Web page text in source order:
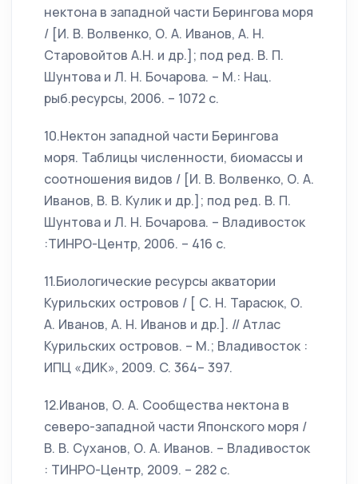
нектона в западной части Берингова моря
/ [И. В. Волвенко, О. А. Иванов, А. Н.
Старовойтов А.Н. и др.]; под ред. В. П.
Шунтова и Л. Н. Бочарова. – М.: Нац.
рыб.ресурсы, 2006. – 1072 с.
10.Нектон западной части Берингова
моря. Таблицы численности, биомассы и
соотношения видов / [И. В. Волвенко, О. А.
Иванов, В. В. Кулик и др.]; под ред. В. П.
Шунтова и Л. Н. Бочарова. – Владивосток
:ТИНРО-Центр, 2006. – 416 с.
11.Биологические ресурсы акватории
Курильских островов / [ С. Н. Тарасюк, О.
А. Иванов, А. Н. Иванов и др.]. // Атлас
Курильских островов. – М.; Владивосток :
ИПЦ «ДИК», 2009. C. 364– 397.
12.Иванов, О. А. Сообщества нектона в
северо-западной части Японского моря /
В. В. Суханов, О. А. Иванов. – Владивосток
: ТИНРО-Центр, 2009. – 282 с.